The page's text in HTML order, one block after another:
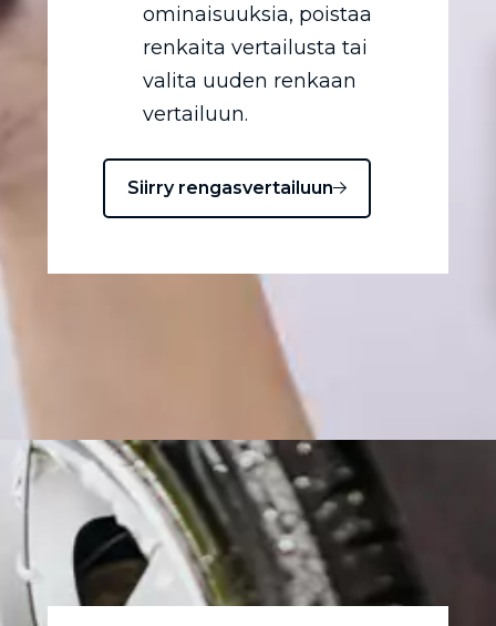
ominaisuuksia, poistaa
renkaita vertailusta tai
valita uuden renkaan
vertailuun.
Siirry rengasvertailuun